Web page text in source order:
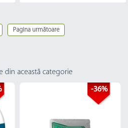
Pagina următoare
din această categorie
-36%